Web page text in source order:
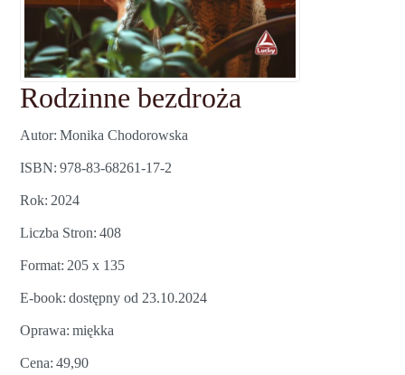
Rodzinne bezdroża
Autor Monika Chodorowska
ISBN 978-83-68261-17-2
Rok 2024
Liczba Stron 408
Format 205 x 135
E-book dostępny od 23.10.2024
Oprawa miękka
Cena 49,90